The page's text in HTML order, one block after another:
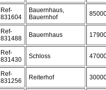
Ref-
831604
Bauernhaus,
Bauernhof
Ref-
831488
Bauernhaus
Ref-
831430
Schloss
Ref-
831256
Reiterhof